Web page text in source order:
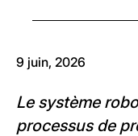
9 juin, 2026
Le système
processus de